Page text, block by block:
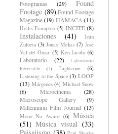
Fotogramas (29)
Found
Footage (89) Found Footage
Magazine (19) HAMACA (11)
Hollis Frampton (5) INCITE (8)
Instalaciones (41)
Iván
Zulueta (3) Jonas Mekas (7) José
Val del Omar (5) Ken Jacobs (6)
Laboratorio (22)
Laboratorio
Reversible
(1) Lightcone
(6)
Listening to the Space (3) LOOP
(13) Márgenes (4) Michael Snow
(6)
Microcinema
(28)
Microscope Gallery
(9)
Millennium Film Journal (13)
Mono No Aware (6) Música
(51) Música visual (33)